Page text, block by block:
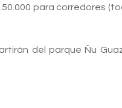
para corredores
del parque Ñu